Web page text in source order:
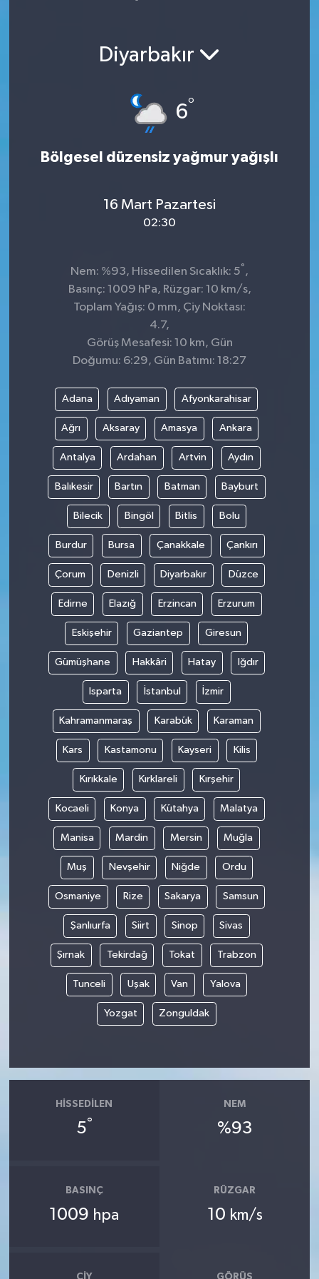
Diyarbakır
6°
Bölgesel düzensiz yağmur yağışlı
16 Mart Pazartesi
02:30
Nem: %93, Hissedilen Sıcaklık: 5° ,
Basınç: 1009 hPa, Rüzgar: 10 km/s,
Toplam Yağış: 0 mm, Çiy Noktası:
4.7,
Görüş Mesafesi: 10 km, Gün
Doğumu: 6:29, Gün Batımı: 18:27
Adana Adıyaman Afyonkarahisar
Ağrı Aksaray Amasya Ankara
Antalya Ardahan Artvin Aydın
Balıkesir Bartın Batman Bayburt
Bilecik Bingöl Bitlis Bolu
Burdur Bursa Çanakkale Çankırı
Çorum Denizli Diyarbakır Düzce
Edirne Elazığ Erzincan Erzurum
Eskişehir Gaziantep Giresun
Gümüşhane Hakkâri Hatay Iğdır
Isparta İstanbul İzmir
Kahramanmaraş Karabük Karaman
Kars Kastamonu Kayseri Kilis
Kırıkkale Kırklareli Kırşehir
Kocaeli Konya Kütahya Malatya
Manisa Mardin Mersin Muğla
Muş Nevşehir Niğde Ordu
Osmaniye Rize Sakarya Samsun
Şanlıurfa Siirt Sinop Sivas
Şırnak Tekirdağ Tokat Trabzon
Tunceli Uşak Van Yalova
Yozgat Zonguldak
HISSEDILEN
5°
NEM
%93
BASINÇ
1009 hpa
RÜZGAR
10 km/s
ÇIY GÖRÜŞ